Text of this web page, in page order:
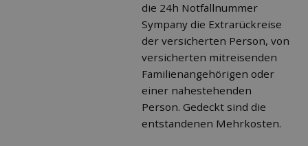
die 24h Notfallnummer
Sympany die Extrarückreise
der versicherten Person, von
versicherten mitreisenden
Familienangehörigen oder
einer nahestehenden
Person. Gedeckt sind die
entstandenen Mehrkosten.